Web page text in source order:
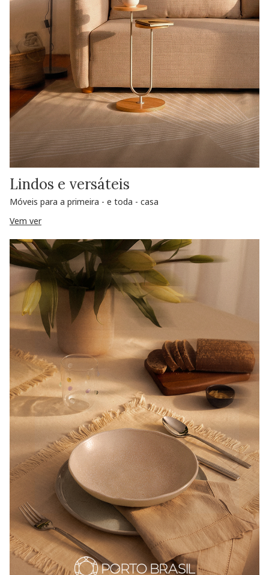
Lindos e versáteis
Móveis para a primeira - e toda - casa
Vem ver